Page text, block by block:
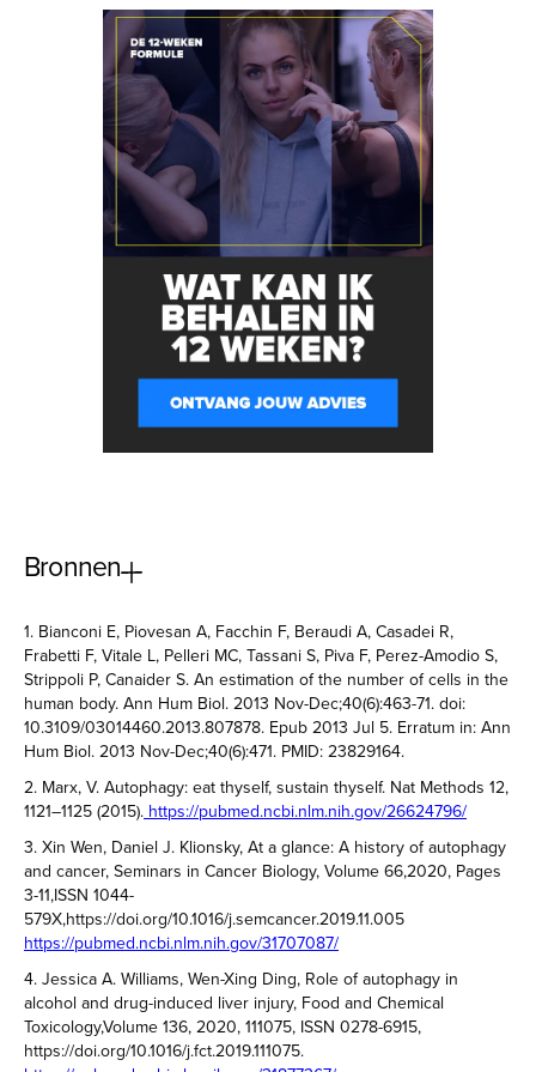
Bronnen
1. Bianconi E, Piovesan A, Facchin F, Beraudi A, Casadei R,
Frabetti F, Vitale L, Pelleri MC, Tassani S, Piva F, Perez-Amodio S,
Strippoli P, Canaider S. An estimation of the number of cells in the
human body. Ann Hum Biol. 2013 Nov-Dec;40(6):463-71. doi:
10.3109/03014460.2013.807878. Epub 2013 Jul 5. Erratum in: Ann
Hum Biol. 2013 Nov-Dec;40(6):471. PMID: 23829164.
2. Marx, V. Autophagy: eat thyself, sustain thyself. Nat Methods 12,
1121–1125 (2015). https://pubmed.ncbi.nlm.nih.gov/26624796/
3. Xin Wen, Daniel J. Klionsky, At a glance: A history of autophagy
and cancer, Seminars in Cancer Biology, Volume 66,2020, Pages
3-11,ISSN 1044-
579X,https://doi.org/10.1016/j.semcancer.2019.11.005
https://pubmed.ncbi.nlm.nih.gov/31707087/
4. Jessica A. Williams, Wen-Xing Ding, Role of autophagy in
alcohol and drug-induced liver injury, Food and Chemical
Toxicology,Volume 136, 2020, 111075, ISSN 0278-6915,
https://doi.org/10.1016/j.fct.2019.111075.